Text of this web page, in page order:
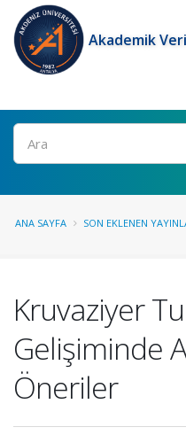
Akademik
Ara
ANA SAYFA SON EKLENEN
Kruvaziyer
Gelişiminde
Öneriler